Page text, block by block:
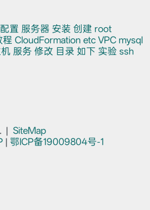
配置 服务器 安装 创建 root
程 CloudFormation etc VPC mysql
服务 修改 目录 如下 实验 ssh
| SiteMap
| 鄂ICP备19009804号-1